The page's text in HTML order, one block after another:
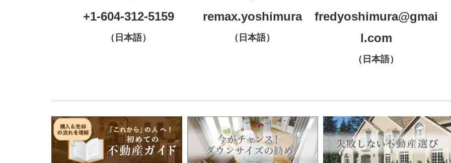
+1-604-312-5159
（日本語）
remax.yoshimura
（日本語）
fredyoshimura@gmai
l.com
（日本語）